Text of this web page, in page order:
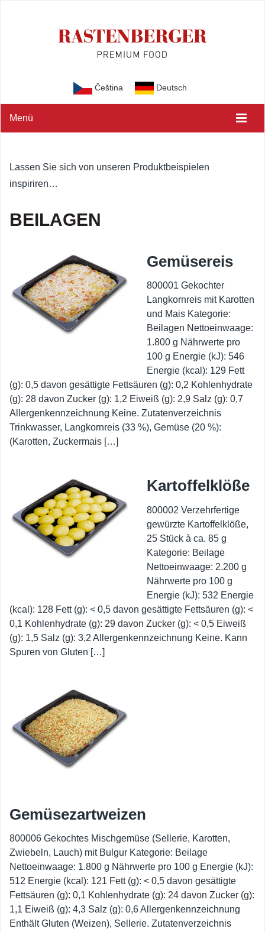
Čeština Deutsch
Menü
Lassen Sie sich von unseren Produktbeispielen
inspiriren…
BEILAGEN
Gemüsereis
800001 Gekochter
Langkornreis mit Karotten
und Mais Kategorie:
Beilagen Nettoeinwaage:
1.800 g Nährwerte pro
100 g Energie (kJ): 546
Energie (kcal): 129 Fett
(g): 0,5 davon gesättigte Fettsäuren (g): 0,2 Kohlenhydrate
(g): 28 davon Zucker (g): 1,2 Eiweiß (g): 2,9 Salz (g): 0,7
Allergenkennzeichnung Keine. Zutatenverzeichnis
Trinkwasser, Langkornreis (33 %), Gemüse (20 %):
(Karotten, Zuckermais […]
Kartoffelklöße
800002 Verzehrfertige
gewürzte Kartoffelklöße,
25 Stück à ca. 85 g
Kategorie: Beilage
Nettoeinwaage: 2.200 g
Nährwerte pro 100 g
Energie (kJ): 532 Energie
(kcal): 128 Fett (g): < 0,5 davon gesättigte Fettsäuren (g): <
0,1 Kohlenhydrate (g): 29 davon Zucker (g): < 0,5 Eiweiß
(g): 1,5 Salz (g): 3,2 Allergenkennzeichnung Keine. Kann
Spuren von Gluten […]
Gemüsezartweizen
800006 Gekochtes Mischgemüse (Sellerie, Karotten,
Zwiebeln, Lauch) mit Bulgur Kategorie: Beilage
Nettoeinwaage: 1.800 g Nährwerte pro 100 g Energie (kJ):
512 Energie (kcal): 121 Fett (g): < 0,5 davon gesättigte
Fettsäuren (g): 0,1 Kohlenhydrate (g): 24 davon Zucker (g):
1,1 Eiweiß (g): 4,3 Salz (g): 0,6 Allergenkennzeichnung
Enthält Gluten (Weizen), Sellerie. Zutatenverzeichnis